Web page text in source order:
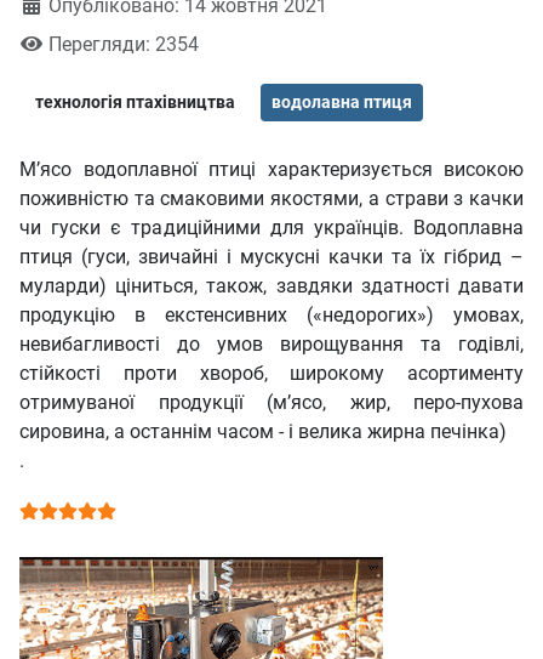
Опубліковано: 14 жовтня 2021
Перегляди: 2354
технологія птахівництва водолавна птиця
М’ясо водоплавної птиці характеризується високою
поживністю та смаковими якостями, а страви з качки
чи гуски є традиційними для українців. Водоплавна
птиця (гуси, звичайні і мускусні качки та їх гібрид –
муларди) ціниться, також, завдяки здатності давати
продукцію в екстенсивних («недорогих») умовах,
невибагливості до умов вирощування та годівлі,
стійкості проти хвороб, широкому асортименту
отримуваної продукції (м’ясо, жир, перо-пухова
сировина, а останнім часом - і велика жирна печінка)
.
Рейтинг користувача: